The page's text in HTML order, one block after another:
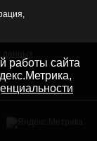
работы сайта